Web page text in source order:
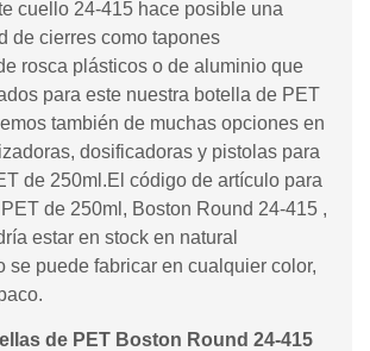
cuello 24-415 hace posible una
de cierres como tapones
rosca plásticos o de aluminio que
para este nuestra botella de PET
también de muchas opciones en
dosificadoras y pistolas para
de 250ml.El código de artículo para
de 250ml, Boston Round 24-415 ,
estar en stock en natural
se puede fabricar en cualquier color,
de PET Boston Round 24-415